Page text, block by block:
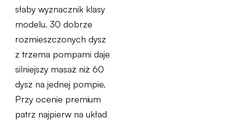
słaby wyznacznik klasy
modelu. 30 dobrze
rozmieszczonych dysz
z trzema pompami daje
silniejszy masaż niż 60
dysz na jednej pompie.
Przy ocenie premium
patrz najpierw na układ